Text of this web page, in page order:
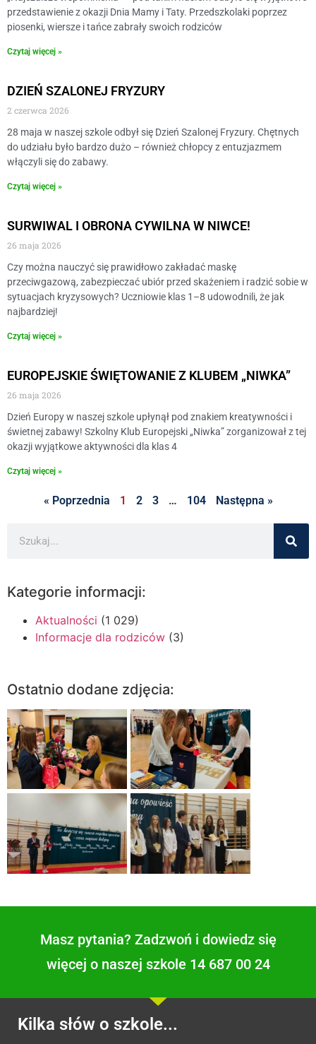
przedstawienie z okazji Dnia Mamy i Taty. Przedszkolaki poprzez
piosenki, wiersze i tańce zabrały swoich rodziców
Czytaj więcej »
DZIEŃ SZALONEJ FRYZURY
2 czerwca 2026
28 maja w naszej szkole odbył się Dzień Szalonej Fryzury. Chętnych
do udziału było bardzo dużo – również chłopcy z entuzjazmem
włączyli się do zabawy.
Czytaj więcej »
SURWIWAL I OBRONA CYWILNA W NIWCE!
26 maja 2026
Czy można nauczyć się prawidłowo zakładać maskę
przeciwgazową, zabezpieczać ubiór przed skażeniem i radzić sobie w
sytuacjach kryzysowych? Uczniowie klas 1–8 udowodnili, że jak
najbardziej!
Czytaj więcej »
EUROPEJSKIE ŚWIĘTOWANIE Z KLUBEM „NIWKA”
26 maja 2026
​Dzień Europy w naszej szkole upłynął pod znakiem kreatywności i
świetnej zabawy! Szkolny Klub Europejski „Niwka” zorganizował z tej
okazji wyjątkowe aktywności dla klas 4
Czytaj więcej »
« Poprzednia 1 2 3 … 104 Następna »
Kategorie informacji:
Aktualności (1 029)
Informacje dla rodziców (3)
Ostatnio dodane zdjęcia:
Masz pytania? Zadzwoń i dowiedz się
więcej o naszej szkole 14 687 00 24
Kilka słów o szkole...